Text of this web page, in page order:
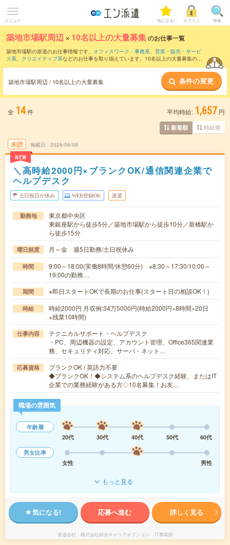
メニュー 気になる! ログイン 検索
築地市場駅周辺 × 10名以上の大量募集のお仕事一覧
築地市場駅の派遣のお仕事情報です。 オフィスワーク・事務系、 営業・販売・サービ
ス系、 クリエイティブ系などのお仕事を取り揃えています。10名以上の大量募集の条
築地市場駅周辺 / 10名以上の大量募集 条件の変更
全 14件 平均時給: 1,657 円
新着順 時給順
未読
NEW
掲載日 2026/08/09
＼高時給2000円×ブランクOK/通信関連企業で
ヘルプデスク
土日祝日が休み WEB登録OK 派遣
勤務地
東京都中央区
東銀座駅から徒歩5分／築地市場駅から徒歩10分／新橋駅か
ら徒歩15分
曜日頻度 月～金 週5日勤務/土日祝休み
時間
9:00～18:00(実働8時間/休憩60分) ※8:30～17:30/10:00～
19:00の勤務…
期間 ※即日スタートOKで長期のお仕事(スタート日の相談OK！)
時給
時給2000円 月収例:34万5000円(時給2000円×8時間×20日
+残業10時間)
仕事内容
テクニカルサポート・ヘルプデスク
・PC、周辺機器の設定、アカウント管理、Office365関連業
務、セキュリティ対応、サーバ・ネット…
応募資格
ブランクOK / 英語力不要
◆ブランクOK！◆システム系のヘルプデスク経験、またはIT
企業での業務経験がある方◇10名募集！お友…
職場の雰囲気
年齢層
20代
30代 40代 50代
60代
男女比率
女性
男性
もっと見る
気になる! 応募へ進む 詳しく見る
派遣会社 株式会社綜合キャリアオプション IT事業部